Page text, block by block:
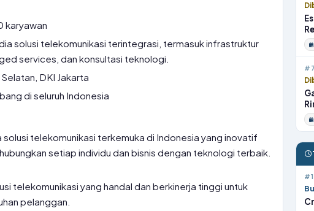
karyawan
solusi telekomunikasi terintegrasi, termasuk infrastruktur
services, dan konsultasi teknologi.
DKI Jakarta
di seluruh Indonesia
solusi telekomunikasi terkemuka di Indonesia yang inovatif
setiap individu dan bisnis dengan teknologi terbaik.
telekomunikasi yang handal dan berkinerja tinggi untuk
pelanggan.
#7
#1